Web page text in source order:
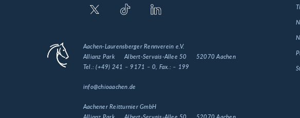
Aachen-Laurensberger Rennverein e.V.
Allianz Park
Albert-Servais-Allee 50
52070 Aachen
Tel.:(+49) 241 – 9171 – 0 , Fax.: – 199
info@chioaachen.de
Aachener Reitturnier GmbH